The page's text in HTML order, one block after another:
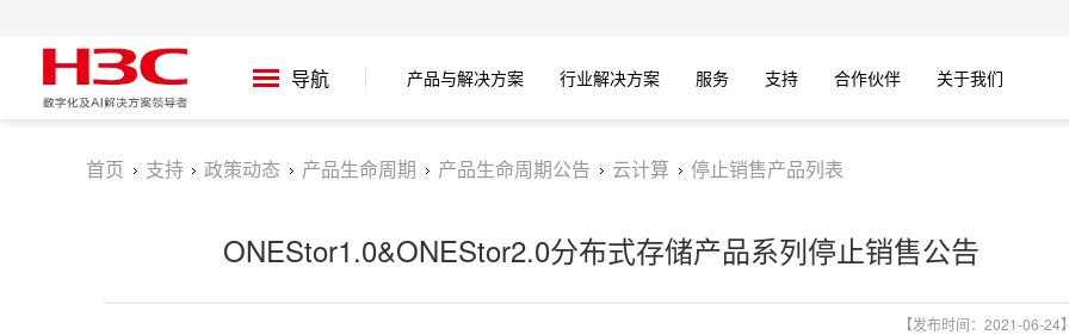
导航 产品与解决方案 行业解决方案 服务 支持 合作伙伴 关于我们
首页 支持 政策动态 产品生命周期 产品生命周期公告 云计算 停止销售产品列表
ONEStor1.0&ONEStor2.0分布式存储产品系列停止销售公告
【发布时间：2021-06-24